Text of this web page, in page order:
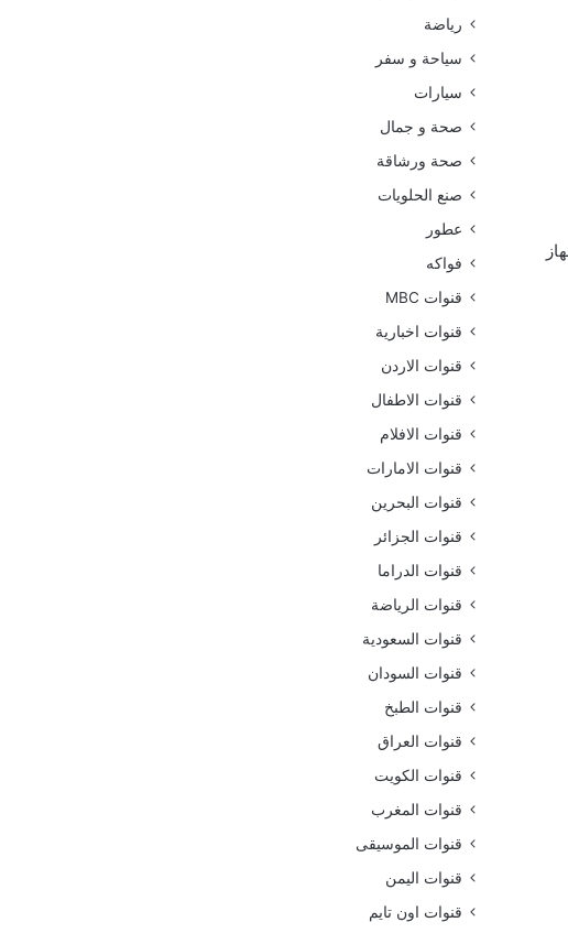
رياضة
سياحة و سفر
سيارات
صحة و جمال
صحة ورشاقة
صنع الحلويات
عطور
فواكه
قنوات MBC
قنوات اخبارية
قنوات الاردن
قنوات الاطفال
قنوات الافلام
قنوات الامارات
قنوات البحرين
قنوات الجزائر
قنوات الدراما
قنوات الرياضة
قنوات السعودية
قنوات السودان
قنوات الطبخ
قنوات العراق
قنوات الكويت
قنوات المغرب
قنوات الموسيقى
قنوات اليمن
قنوات اون تايم